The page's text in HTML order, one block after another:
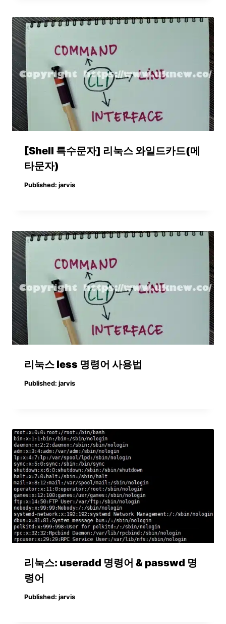
[Shell 특수문자] 리눅스 와일드카드(메
타문자)
Published: jarvis
리눅스 less 명령어 사용법
Published: jarvis
리눅스: useradd 명령어 & passwd 명
령어
Published: jarvis